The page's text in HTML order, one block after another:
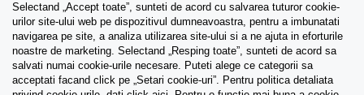
Asistenta
Colectii
Selectand „Accept toate”, sunteti de acord cu salvarea tuturor cookie-
urilor site-ului web pe dispozitivul dumneavoastra, pentru a imbunatati
navigarea pe site, a analiza utilizarea site-ului si a ne ajuta in eforturile
noastre de marketing. Selectand „Resping toate”, sunteti de acord sa
salvati numai cookie-urile necesare. Puteti alege ce categorii sa
acceptati facand click pe „Setari cookie-uri”. Pentru politica detaliata